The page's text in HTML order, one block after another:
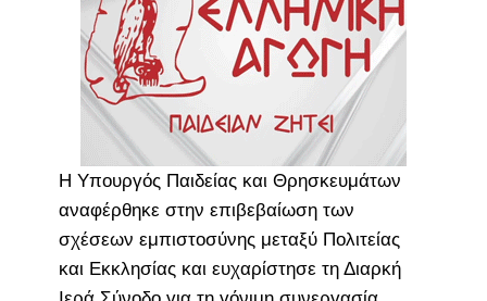
Η Υπουργός Παιδείας και Θρησκευμάτων
αναφέρθηκε στην επιβεβαίωση των
σχέσεων εμπιστοσύνης μεταξύ Πολιτείας
και Εκκλησίας και ευχαρίστησε τη Διαρκή